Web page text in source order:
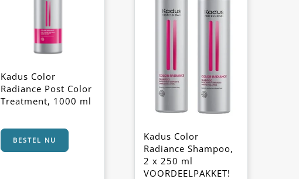
Kadus Color
Radiance Post Color
Treatment, 1000 ml
BESTEL NU
Kadus Color
Radiance Shampoo,
2 x 250 ml
VOORDEELPAKKET!